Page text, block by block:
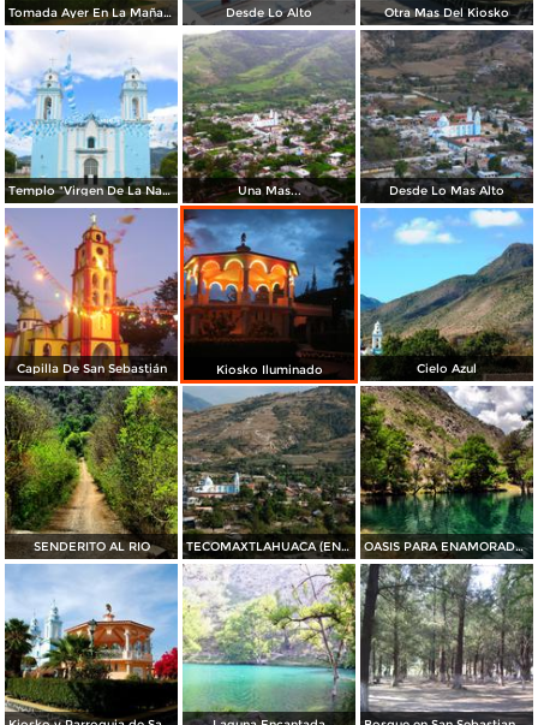
Tomada Ayer En La Mañana... Desde Lo Alto Otra Mas Del Kiosko
Templo "Virgen De La Natividad" Una Mas... Desde Lo Mas Alto
Capilla De San Sebastián Kiosko Iluminado Cielo Azul
SENDERITO AL RIO TECOMAXTLAHUACA (EN EL VALLE DE LOS TECOMATES) OASIS PARA ENAMORADOS